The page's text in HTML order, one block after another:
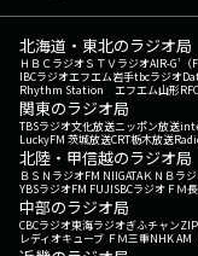
北海道・東北のラジオ局
ＨＢＣラジオＳＴＶラジオAIR-G'（
IBCラジオエフエム岩手tbcラジオ
Rhythm Station エフエム山形
関東のラジオ局
TBSラジオ文化放送ニッポン放送
LuckyFM 茨城放送CRT栃木放送
北陸・甲信越のラジオ局
ＢＳＮラジオFM NIIGATAＫＮＢラ
YBSラジオFM FUJISBCラジオ ＦＭ
中部のラジオ局
CBCラジオ東海ラジオぎふチャン
レディオキューブ ＦＭ三重NHK AM